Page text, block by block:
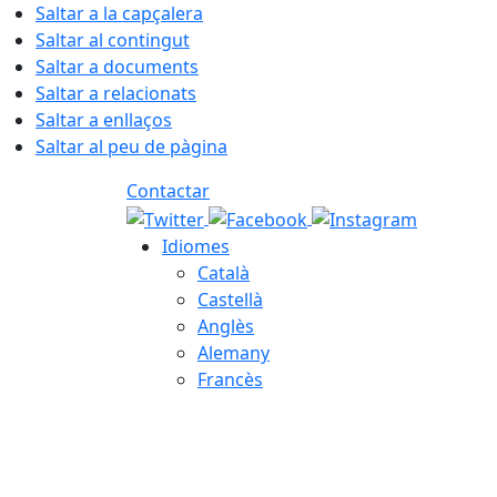
Saltar a la capçalera
Saltar al contingut
Saltar a documents
Saltar a relacionats
Saltar a enllaços
Saltar al peu de pàgina
Contactar
Idiomes
Català
Castellà
Anglès
Alemany
Francès